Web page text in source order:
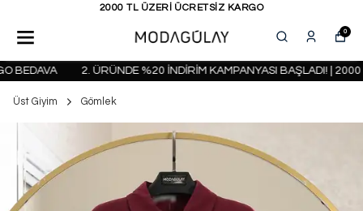
KAPIDA ÖDEME SEÇENEĞİ
0
2. ÜRÜNDE %20 İNDİRİM KAMPANYASI BAŞLADI! | 2000
Üst Giyim Gömlek